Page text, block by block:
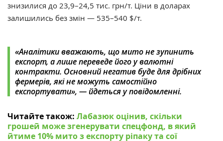
знизилися до 23,9–24,5 тис. грн/т. Ціни в доларах
залишились без змін — 535–540 $/т.
«Аналітики вважають, що мито не зупинить
експорт, а лише переведе його у валютні
контракти. Основний негатив буде для дрібних
фермерів, які не можуть самостійно
експортувати», — йдеться у повідомленні.
Читайте також: Лабазюк оцінив, скільки
грошей може згенерувати спецфонд, в який
йтиме 10% мито з експорту ріпаку та сої